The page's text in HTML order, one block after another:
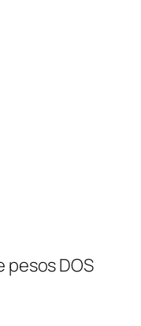
pesos DOS